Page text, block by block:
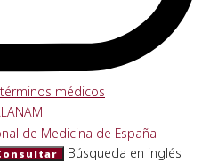
Búsqueda en inglés